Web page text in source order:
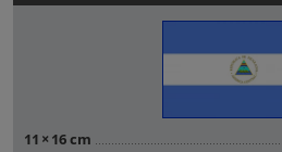
11 × 16 cm